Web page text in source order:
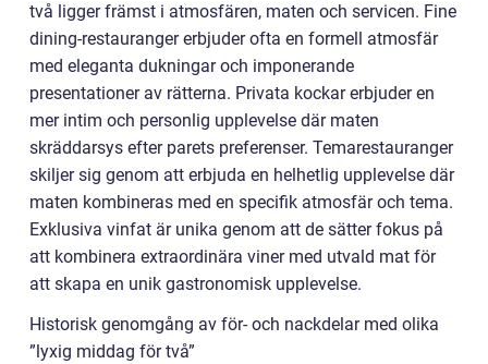
två ligger främst i atmosfären, maten och servicen. Fine
dining-restauranger erbjuder ofta en formell atmosfär
med eleganta dukningar och imponerande
presentationer av rätterna. Privata kockar erbjuder en
mer intim och personlig upplevelse där maten
skräddarsys efter parets preferenser. Temarestauranger
skiljer sig genom att erbjuda en helhetlig upplevelse där
maten kombineras med en specifik atmosfär och tema.
Exklusiva vinfat är unika genom att de sätter fokus på
att kombinera extraordinära viner med utvald mat för
att skapa en unik gastronomisk upplevelse.
Historisk genomgång av för- och nackdelar med olika
”lyxig middag för två”